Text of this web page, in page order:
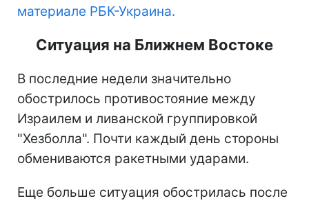
материале РБК-Украина.
Ситуация на Ближнем Востоке
В последние недели значительно
обострилось противостояние между
Израилем и ливанской группировкой
"Хезболла". Почти каждый день стороны
обмениваются ракетными ударами.
Еще больше ситуация обострилась после